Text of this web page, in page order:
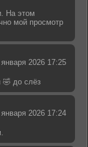
На этом
мой просмотр
января 2026 17:25
до слёз
января 2026 17:24